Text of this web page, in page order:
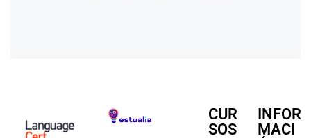
CUR
SOS
INFOR
MACI